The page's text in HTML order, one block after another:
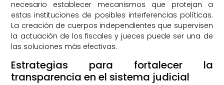
necesario establecer mecanismos que protejan a
estas instituciones de posibles interferencias políticas.
La creación de cuerpos independientes que supervisen
la actuación de los fiscales y jueces puede ser una de
las soluciones más efectivas.
Estrategias para fortalecer la
transparencia en el sistema judicial